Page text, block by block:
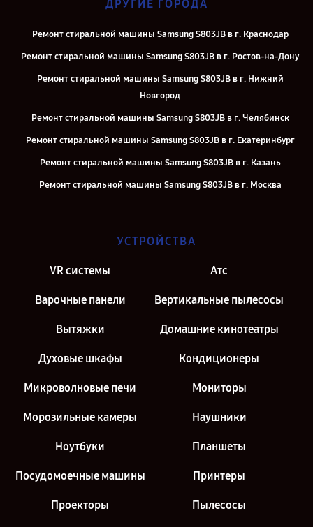
ДРУГИЕ ГОРОДА
Ремонт стиральной машины Samsung S803JB в г. Краснодар
Ремонт стиральной машины Samsung S803JB в г. Ростов-на-Дону
Ремонт стиральной машины Samsung S803JB в г. Нижний
Новгород
Ремонт стиральной машины Samsung S803JB в г. Челябинск
Ремонт стиральной машины Samsung S803JB в г. Екатеринбург
Ремонт стиральной машины Samsung S803JB в г. Казань
Ремонт стиральной машины Samsung S803JB в г. Москва
УСТРОЙСТВА
VR системы Атс
Варочные панели Вертикальные пылесосы
Вытяжки Домашние кинотеатры
Духовые шкафы Кондиционеры
Микроволновые печи Мониторы
Морозильные камеры Наушники
Ноутбуки Планшеты
Посудомоечные машины Принтеры
Проекторы Пылесосы